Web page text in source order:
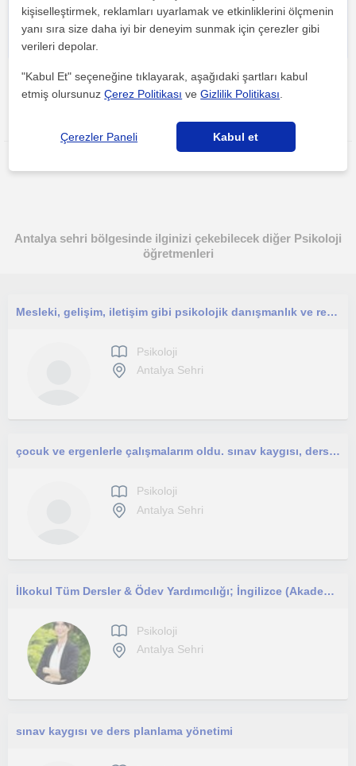
Bu ilanı paylaş veya e-posta ile gönder
Antalya sehri bölgesinde ilginizi çekebilecek diğer Psikoloji
öğretmenleri
Mesleki, gelişim, iletişim gibi psikolojik danışmanlık ve rehberlik konularında yol arkadaşınız olmaktan mutluluk duyarım.
Psikoloji
Antalya Sehri
çocuk ve ergenlerle çalışmalarım oldu. sınav kaygısı, ders programı hazırlama gibi birçok alanda öğrencilerle bir araya geldim.
Psikoloji
Antalya Sehri
İlkokul Tüm Dersler & Ödev Yardımcılığı; İngilizce (Akademik & Pratik)
Psikoloji
Antalya Sehri
sınav kaygısı ve ders planlama yönetimi
kişiselleştirmek, reklamları uyarlamak ve etkinliklerini ölçmenin
yanı sıra size daha iyi bir deneyim sunmak için çerezler gibi
verileri depolar.
"Kabul Et" seçeneğine tıklayarak, aşağıdaki şartları kabul
etmiş olursunuzÇerez Politikası veGizlilik Politikası
Çerezler Paneli Kabul et